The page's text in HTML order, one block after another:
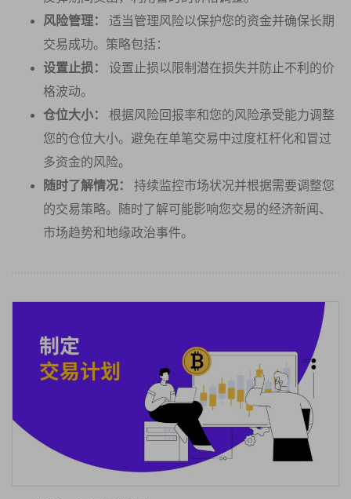
风险管理：
适当管理风险以保护您的资金并确保长期
交易成功。策略包括：
设置止损：
设置止损以限制潜在损失并防止不利的价
格波动。
仓位大小：
根据风险回报率和您的风险承受能力调整
您的仓位大小。避免在单笔交易中过度杠杆化和冒过
多资金的风险。
随时了解情况：
持续监控市场状况并根据需要调整您
的交易策略。随时了解可能影响您交易的经济新闻、
市场趋势和地缘政治事件。